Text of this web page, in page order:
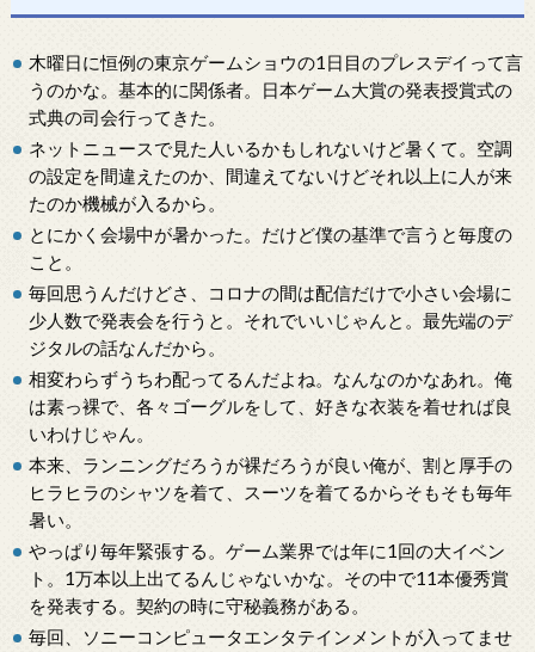
木曜日に恒例の東京ゲームショウの1日目のプレスデイって言
うのかな。基本的に関係者。日本ゲーム大賞の発表授賞式の
式典の司会行ってきた。
ネットニュースで見た人いるかもしれないけど暑くて。空調
の設定を間違えたのか、間違えてないけどそれ以上に人が来
たのか機械が入るから。
とにかく会場中が暑かった。だけど僕の基準で言うと毎度の
こと。
毎回思うんだけどさ、コロナの間は配信だけで小さい会場に
少人数で発表会を行うと。それでいいじゃんと。最先端のデ
ジタルの話なんだから。
相変わらずうちわ配ってるんだよね。なんなのかなあれ。俺
は素っ裸で、各々ゴーグルをして、好きな衣装を着せれば良
いわけじゃん。
本来、ランニングだろうが裸だろうが良い俺が、割と厚手の
ヒラヒラのシャツを着て、スーツを着てるからそもそも毎年
暑い。
やっぱり毎年緊張する。ゲーム業界では年に1回の大イベン
ト。1万本以上出てるんじゃないかな。その中で11本優秀賞
を発表する。契約の時に守秘義務がある。
毎回、ソニーコンピュータエンタテインメントが入ってませ